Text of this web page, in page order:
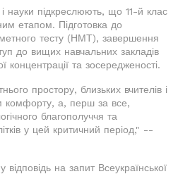
і науки підкреслюють, що 11-й клас
етапом. Підготовка до
тесту (НМТ), завершення
до вищих навчальних закладів
концентрації та зосередженості.
простору, близьких вчителів і
комфорту, а, перш за все,
благополуччя та
у цей критичний період," --
відповідь на запит Всеукраїнської